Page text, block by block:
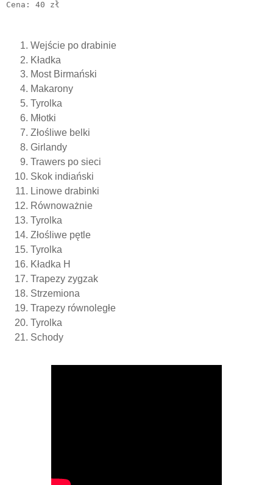
Wejście po drabinie
Kładka
Most Birmański
Makarony
Tyrolka
Młotki
Złośliwe belki
Girlandy
Trawers po sieci
Skok indiański
Linowe drabinki
Równoważnie
Tyrolka
Złośliwe pętle
Tyrolka
Kładka H
Trapezy zygzak
Strzemiona
Trapezy równoległe
Tyrolka
Schody